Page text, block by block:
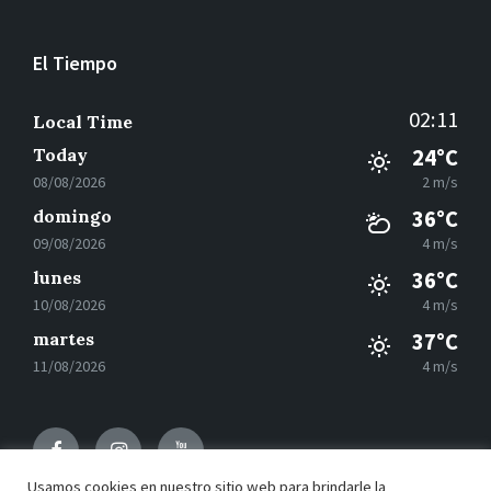
El Tiempo
Local Time 02:11
Today
08/08/2026
24°C
2 m/s
domingo
09/08/2026
36°C
4 m/s
lunes
10/08/2026
36°C
4 m/s
martes
11/08/2026
37°C
4 m/s
FacebookInstagramYoutube
Usamos cookies en nuestro sitio web para brindarle la